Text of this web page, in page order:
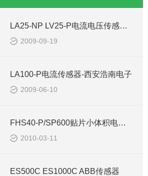
LA25-NP LV25-P电流电压传感器-西安浩南电子科技
2009-09-19
LA100-P电流传感器-西安浩南电子
2009-06-10
FHS40-P/SP600贴片小体积电流传感器-西安浩南电子
2010-03-11
ES500C ES1000C ABB传感器